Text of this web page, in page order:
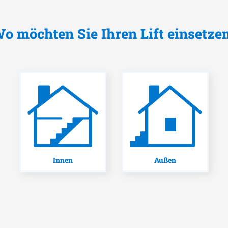
möchten Sie Ihren Lift
Innen Außen